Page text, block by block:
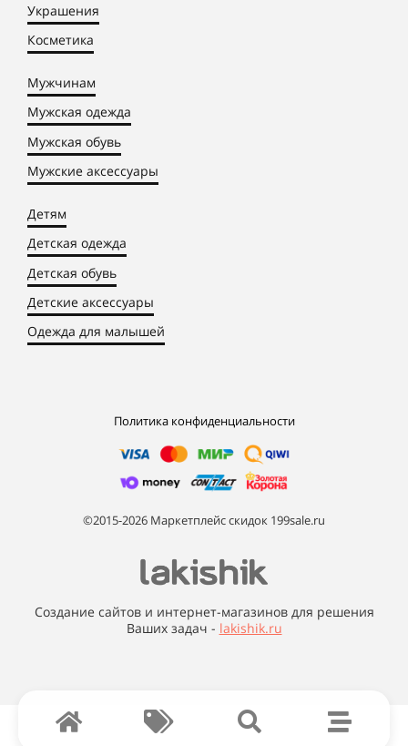
Украшения
Косметика
Мужчинам
Мужская одежда
Мужская обувь
Мужские аксессуары
Детям
Детская одежда
Детская обувь
Детские аксессуары
Одежда для малышей
Политика конфиденциальности
©2015-2026 Маркетплейс скидок 199sale.ru
Создание сайтов и интернет-магазинов для решения
Ваших задач - lakishik.ru